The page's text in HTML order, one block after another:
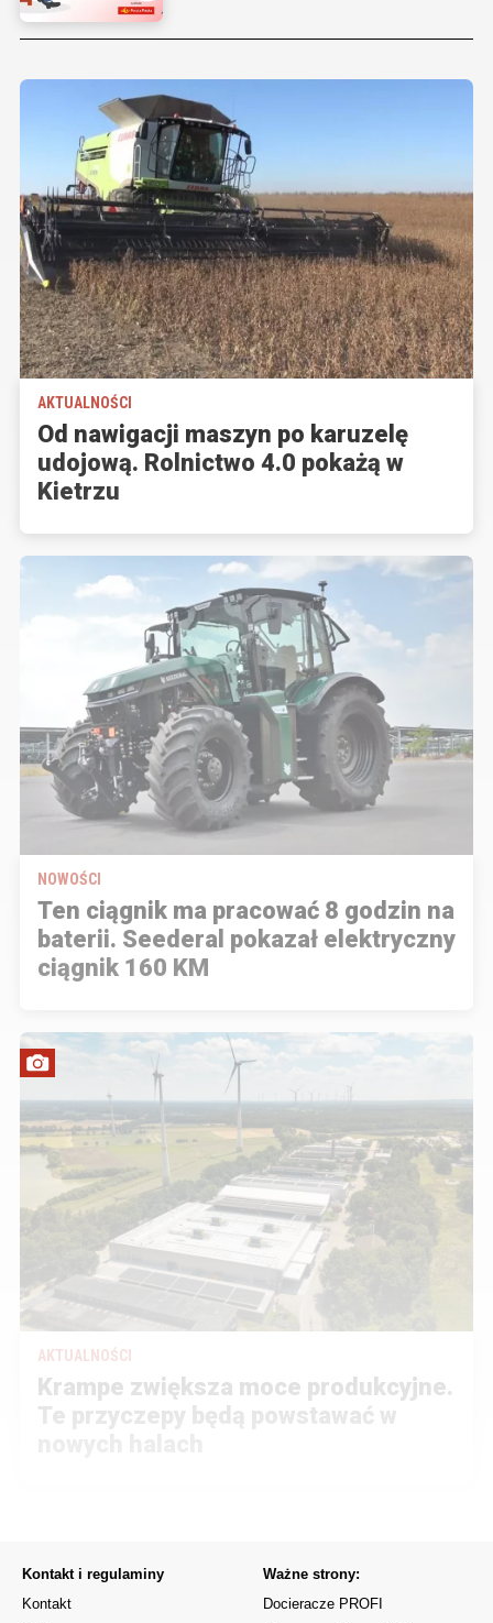
AKTUALNOŚCI
Od nawigacji maszyn po karuzelę
udojową. Rolnictwo 4.0 pokażą w
Kietrzu
NOWOŚCI
Ten ciągnik ma pracować 8 godzin na
baterii. Seederal pokazał elektryczny
ciągnik 160 KM
AKTUALNOŚCI
Krampe zwiększa moce produkcyjne.
Te przyczepy będą powstawać w
Kontakt i regulaminy
Kontakt
Ważne strony:
Docieracze PROFI